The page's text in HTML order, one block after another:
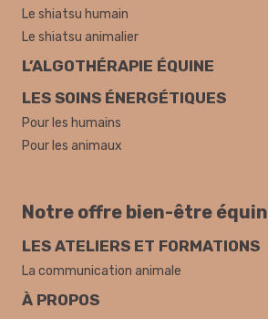
Le shiatsu humain
Le shiatsu animalier
L’ALGOTHÉRAPIE ÉQUINE
LES SOINS ÉNERGÉTIQUES
Pour les humains
Pour les animaux
Notre offre bien-être équin
LES ATELIERS ET FORMATIONS
La communication animale
À PROPOS